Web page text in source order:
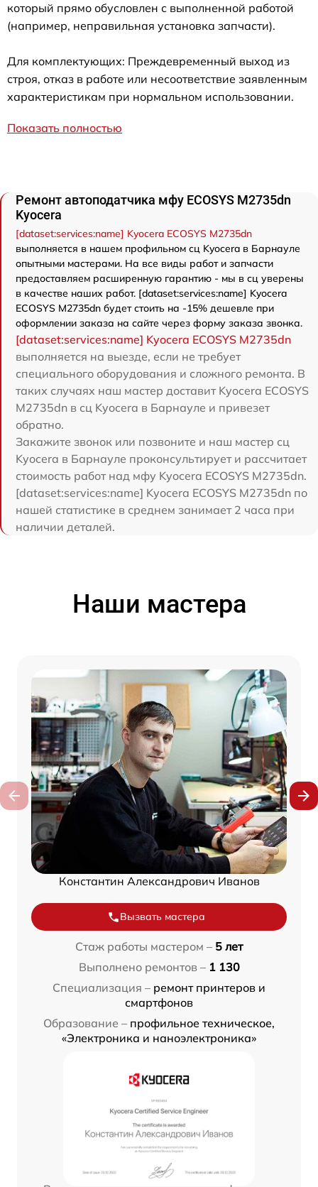
который прямо обусловлен с выполненной работой
(например, неправильная установка запчасти).
Для комплектующих: Преждевременный выход из
строя, отказ в работе или несоответствие заявленным
характеристикам при нормальном использовании.
Показать полностью
Ремонт автоподатчика мфу ECOSYS M2735dn
Kyocera
[dataset:services:name] Kyocera ECOSYS M2735dn
выполняется в нашем профильном сц Kyocera в Барнауле
опытными мастерами. На все виды работ и запчасти
предоставляем расширенную гарантию - мы в сц уверены
в качестве наших работ. [dataset:services:name] Kyocera
ECOSYS M2735dn будет стоить на -15% дешевле при
оформлении заказа на сайте через форму заказа звонка.
[dataset:services:name] Kyocera ECOSYS M2735dn
выполняется на выезде, если не требует
специального оборудования и сложного ремонта. В
таких случаях наш мастер доставит Kyocera ECOSYS
M2735dn в сц Kyocera в Барнауле и привезет
обратно.
Закажите звонок или позвоните и наш мастер сц
Kyocera в Барнауле проконсультирует и рассчитает
стоимость работ над мфу Kyocera ECOSYS M2735dn.
[dataset:services:name] Kyocera ECOSYS M2735dn по
нашей статистике в среднем занимает 2 часа при
наличии деталей.
Наши мастера
Константин Александрович Иванов
Вызвать мастера
Стаж работы мастером – 5 лет
Выполнено ремонтов – 1 130
Специализация – ремонт принтеров и
смартфонов
Образование – профильное техническое,
«Электроника и наноэлектроника»